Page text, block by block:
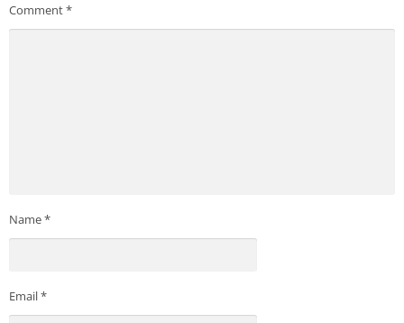
Comment*
Name*
Email*